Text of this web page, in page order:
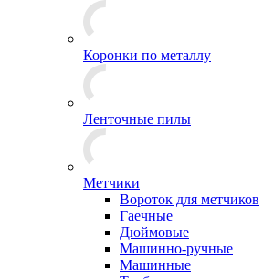
Коронки по металлу
Ленточные пилы
Метчики
Вороток для метчиков
Гаечные
Дюймовые
Машинно-ручные
Машинные